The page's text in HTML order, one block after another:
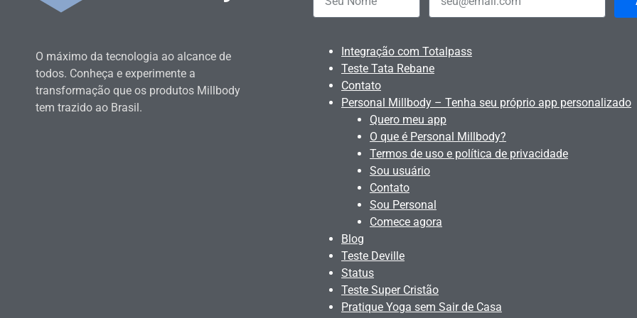
O máximo da tecnologia ao alcance de
todos. Conheça e experimente a
transformação que os produtos Millbody
tem trazido ao Brasil.
Integração com Totalpass
Teste Tata Rebane
Contato
Personal Millbody – Tenha seu próprio app personalizado
Quero meu app
O que é Personal Millbody?
Termos de uso e política de privacidade
Sou usuário
Contato
Sou Personal
Comece agora
Blog
Teste Deville
Status
Teste Super Cristão
Pratique Yoga sem Sair de Casa